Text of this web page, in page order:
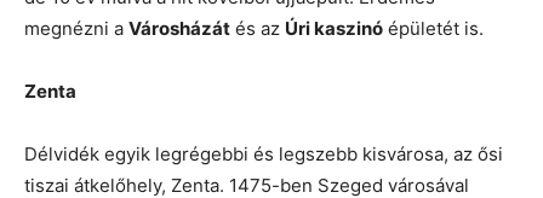
megnézni a Városházát és az Úri kaszinó épületét is.
Zenta
Délvidék egyik legrégebbi és legszebb kisvárosa, az ősi
tiszai átkelőhely, Zenta. 1475-ben Szeged városával